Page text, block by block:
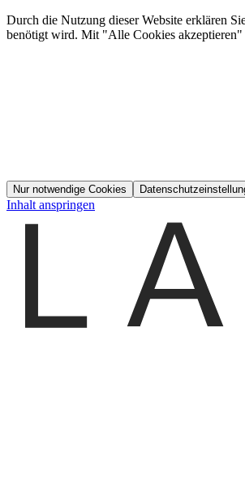
Durch die Nutzung dieser Website erklären
benötigt wird. Mit "Alle Cookies akzeptieren"
Nur notwendige Cookies
Inhalt anspringen